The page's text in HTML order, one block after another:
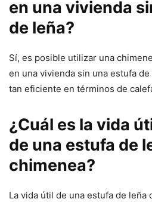
en una vivienda
de leña?
Sí, es posible utilizar una
en una vivienda sin una estufa
tan eficiente en términos de
¿Cuál es la vida
de una estufa de
chimenea?
La vida útil de una estufa de leña